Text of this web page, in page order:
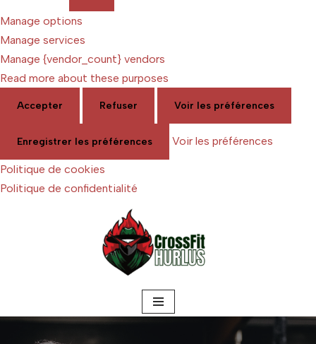
Manage options
Manage services
Manage {vendor_count} vendors
Read more about these purposes
Accepter Refuser Voir les préférences
Enregistrer les préférences Voir les préférences
Politique de cookies
Politique de confidentialité